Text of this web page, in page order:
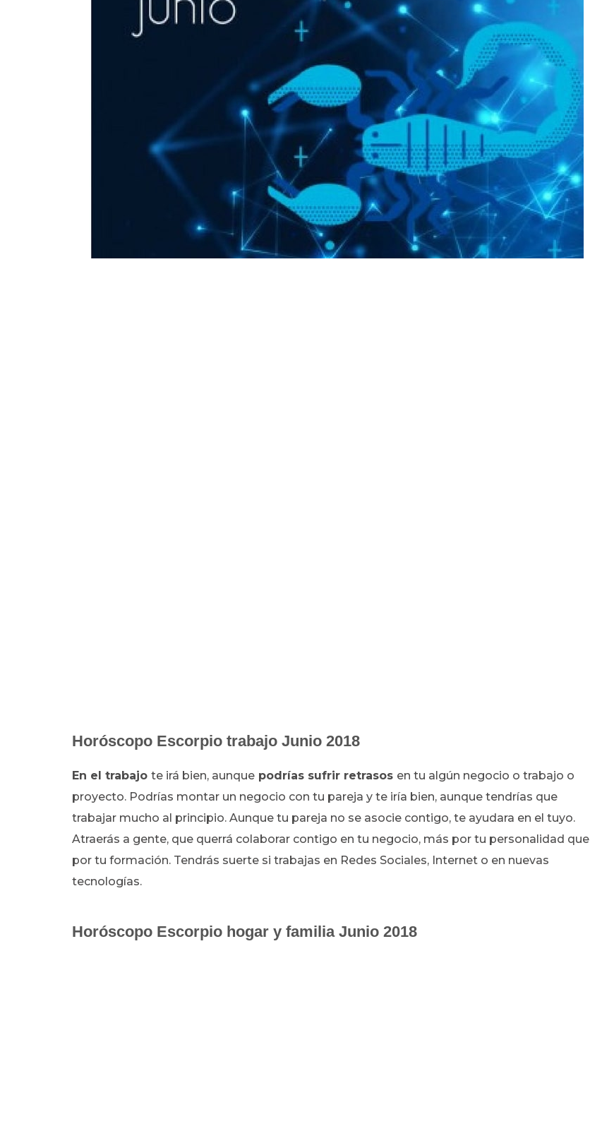
Horóscopo Escorpio trabajo Junio 2018
En el trabajo te irá bien, aunque podrías sufrir retrasos en tu algún negocio o trabajo o
proyecto. Podrías montar un negocio con tu pareja y te iría bien, aunque tendrías que
trabajar mucho al principio. Aunque tu pareja no se asocie contigo, te ayudara en el tuyo.
Atraerás a gente, que querrá colaborar contigo en tu negocio, más por tu personalidad que
por tu formación. Tendrás suerte si trabajas en Redes Sociales, Internet o en nuevas
tecnologías.
Horóscopo Escorpio hogar y familia Junio 2018